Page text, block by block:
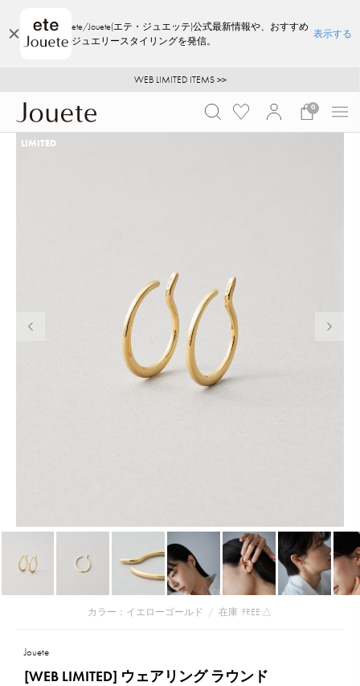
ete/Jouete(エテ・ジュエッテ)公式最新情報や、おすすめ
ジュエリースタイリングを発信。
表示する
採用のご案内
ご注文いただいたお品物のお届け状況について
夏季休業についてのご案内
WEB LIMITED ITEMS >>
採用のご案内
ご注文いただいたお品物のお届け状況について
0
カラー：イエローゴールド / 在庫 FREE:△
LIMITED
Jouete
[WEB LIMITED] ウェアリング ラウンド